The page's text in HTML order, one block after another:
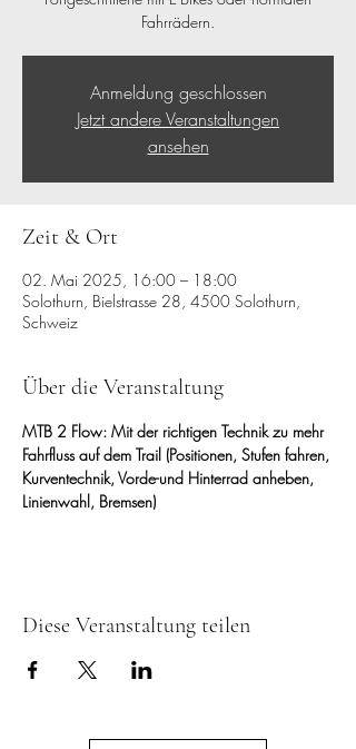
Fahrrädern.
Anmeldung geschlossen
Jetzt andere Veranstaltungen
ansehen
Zeit & Ort
02. Mai 2025, 16:00 – 18:00
Solothurn, Bielstrasse 28, 4500 Solothurn,
Schweiz
Über die Veranstaltung
MTB 2 Flow: Mit der richtigen Technik zu mehr
Fahrfluss auf dem Trail (Positionen, Stufen fahren,
Kurventechnik, Vorde-und Hinterrad anheben,
Linienwahl, Bremsen)
Diese Veranstaltung teilen